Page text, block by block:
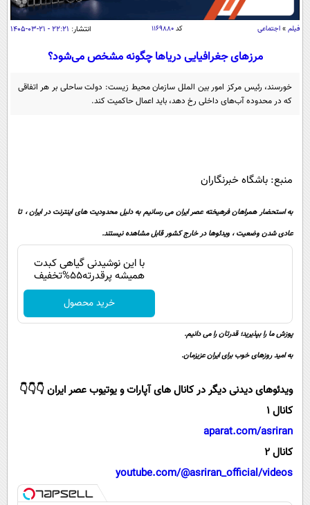
اقتصاد
اقتصادی
جامعه
حوادث
بین الملل
اخبار کریپتو
سرگرمی
مجله تصویری سلاح
فیلم
اقتصاد
سیاست
سرگرمی
حوادث
فرهنگی
عصر ایران 2
خواندنی ها و دیدنی ها
داستان کوتاه
پیامک
دانلود
آموزش زبان
فیلم » اجتماعی کد ۱۱۶۹۸۸۰ انتشار: ۲۲:۲۱ - ۲۱-۰۳-۱۴۰۵
مرز‌های جغرافیایی دریا‌ها چگونه مشخص می‌شود؟
خورسند، رئیس مرکز امور بین الملل سازمان محیط زیست: دولت ساحلی بر هر اتفاقی
که در محدوده آب‌های داخلی رخ دهد، باید اعمال حاکمیت کند.
منبع: باشگاه خبرنگاران
به استحضار همراهان فرهیخته عصر ایران می رسانیم به دلیل محدودیت های اینترنت در ایران ، تا
عادی شدن وضعیت ، ویدئوها در خارج کشور قابل مشاهده نیستند.
با این نوشیدنی گیاهی کبدت
همیشه پرقدرته55%تخفیف
خرید محصول
پوزش ما را بپذیرید؛ قدرتان را می دانیم.
به امید روزهای خوب برای ایران عزیزمان.
ویدئوهای دیدنی دیگر در کانال های آپارات و یوتیوب عصر ایران 👇👇👇
کانال 1
aparat.com/asriran
کانال 2
youtube.com/@asriran_official/videos